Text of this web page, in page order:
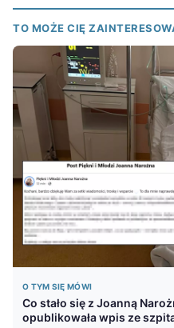
TO MOŻE CIĘ
O TYM SIĘ MÓWI
Co stało się z Joanną
opublikowała wpis ze